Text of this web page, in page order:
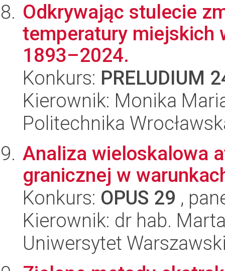
Odkrywając stulecie
temperatury miejskich
1893–2024.
Konkurs: PRELUDIUM
Kierownik: Monika
Politechnika
Analiza wieloskalowa
granicznej w
Konkurs: OPUS 29 ,
Kierownik: dr hab.
Uniwersytet